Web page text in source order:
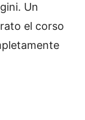
Un
el corso